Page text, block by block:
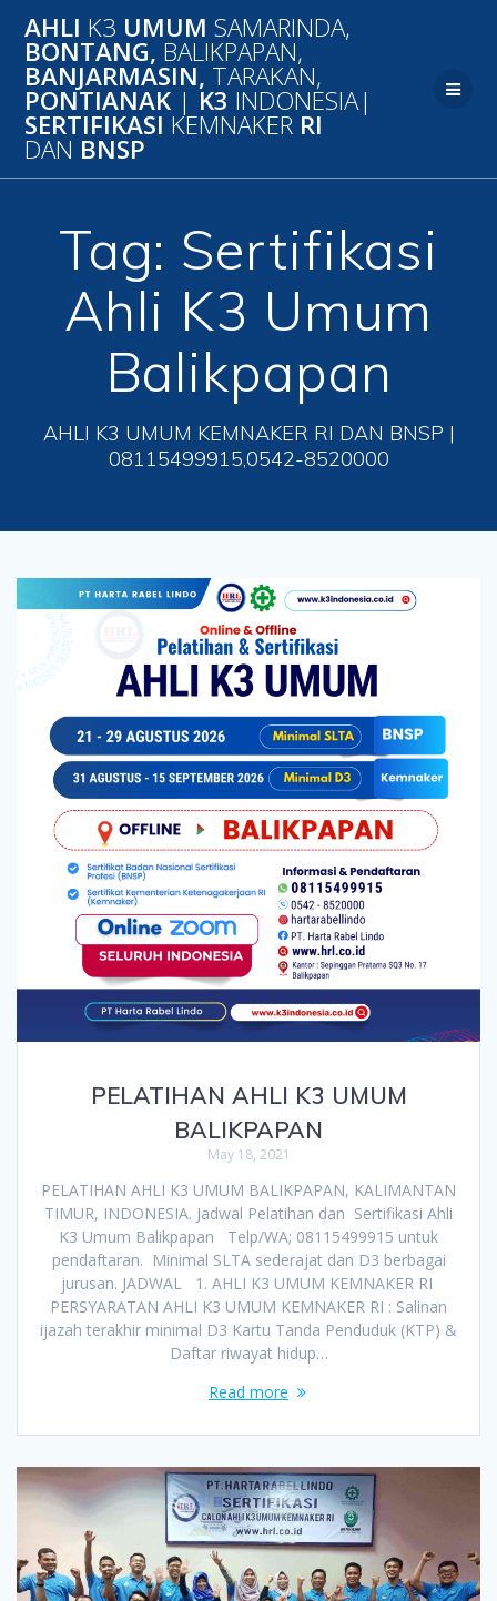
to
content
AHLI K3 UMUM SAMARINDA,
BONTANG, BALIKPAPAN,
BANJARMASIN, TARAKAN,
PONTIANAK | K3 INDONESIA|
SERTIFIKASI KEMNAKER RI
DAN BNSP
Tag: Sertifikasi
Ahli K3 Umum
Balikpapan
AHLI K3 UMUM KEMNAKER RI DAN BNSP |
08115499915,0542-8520000
PELATIHAN AHLI K3 UMUM
BALIKPAPAN
May 18, 2021
PELATIHAN AHLI K3 UMUM BALIKPAPAN, KALIMANTAN
TIMUR, INDONESIA. Jadwal Pelatihan dan Sertifikasi Ahli
K3 Umum Balikpapan Telp/WA; 08115499915 untuk
pendaftaran. Minimal SLTA sederajat dan D3 berbagai
jurusan. JADWAL 1. AHLI K3 UMUM KEMNAKER RI
PERSYARATAN AHLI K3 UMUM KEMNAKER RI : Salinan
ijazah terakhir minimal D3 Kartu Tanda Penduduk (KTP) &
Daftar riwayat hidup…
Read more